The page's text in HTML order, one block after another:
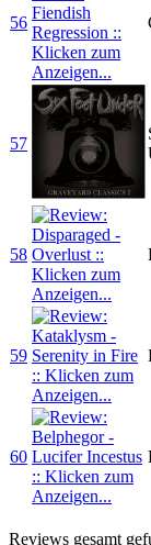
56
57
58
59
60
Reviews gesamt